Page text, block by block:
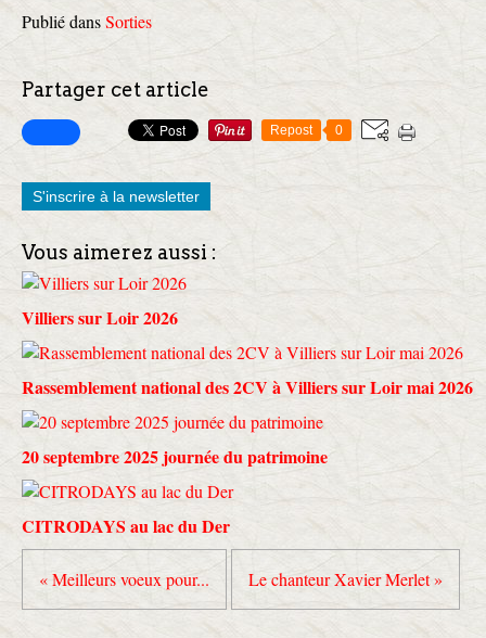
Publié dansSorties
Partager cet article
Repost 0
S'inscrire à la newsletter
Vous aimerez aussi :
Villiers sur Loir 2026
Rassemblement national des 2CV à Villiers sur Loir mai 2026
20 septembre 2025 journée du patrimoine
CITRODAYS au lac du Der
« Meilleurs voeux pour... Le chanteur Xavier Merlet »